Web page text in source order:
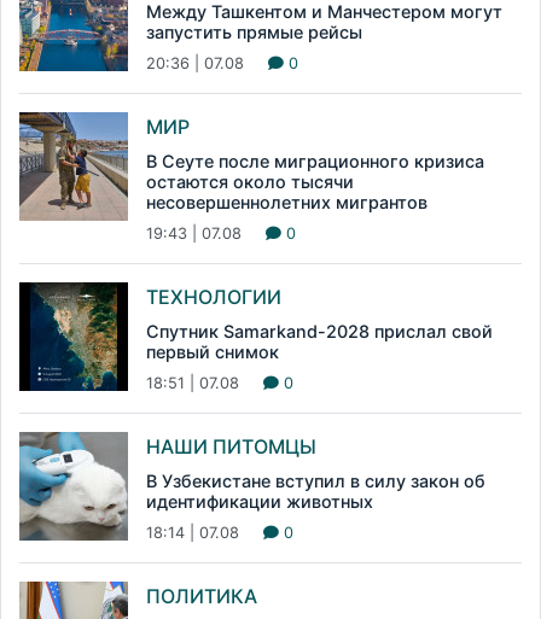
Между Ташкентом и Манчестером могут
запустить прямые рейсы
20:36 | 07.08 0
МИР
В Сеуте после миграционного кризиса
остаются около тысячи
несовершеннолетних мигрантов
19:43 | 07.08 0
ТЕХНОЛОГИИ
Спутник Samarkand-2028 прислал свой
первый снимок
18:51 | 07.08 0
НАШИ ПИТОМЦЫ
В Узбекистане вступил в силу закон об
идентификации животных
18:14 | 07.08 0
ПОЛИТИКА